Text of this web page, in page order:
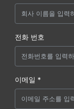
전화 번호
이메일 *